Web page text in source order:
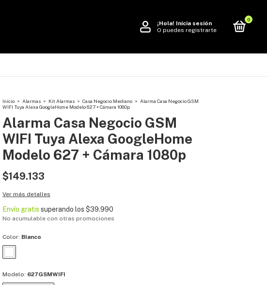
¡Hola! Inicia sesión
O puedes registrarte
0
Inicio > Alarmas > Kit Alarmas > Casa Negocio Mediano > Alarma Casa Negocio GSM
WIFI Tuya Alexa GoogleHome Modelo 627 + Cámara 1080p
Alarma Casa Negocio GSM
WIFI Tuya Alexa GoogleHome
Modelo 627 + Cámara 1080p
$149.133
Ver más detalles
Envío gratis superando los $39.990
No acumulable con otras promociones
Color: Blanco
Modelo: 627GSMWIFI